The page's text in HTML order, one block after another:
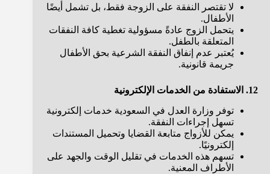
لا تقتصر النفقة على الزوجة فقط، بل تشمل أيضًا
الأطفال.
يتحمل الزوج عادةً مسؤولية تغطية كافة النفقات
المتعلقة بالطفل.
يُعتبر عدم إنفاق النفقة الشرعية بحق الأطفال
جريمة قانونية.
12. الاستفادة من الخدمات الإلكترونية
توفر وزارة العدل في السعودية خدمات إلكترونية
تسهل إجراءات النفقة.
يمكن للأزواج متابعة القضايا وتحميل المستندات
إلكترونيًا.
تسهم هذه الخدمات في تقليل الوقت والجهد على
الأطراف المعنية.